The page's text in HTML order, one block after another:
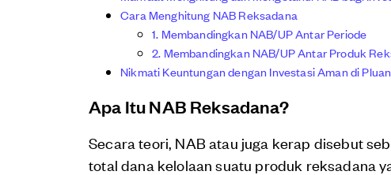
Cara Menghitung NAB Reksadana
1. Membandingkan NAB/UP Antar Periode
2. Membandingkan NAB/UP Antar Produk
Nikmati Keuntungan dengan Investasi Aman di
Apa Itu NAB Reksadana?
Secara teori, NAB atau juga kerap disebut
total dana kelolaan suatu produk reksadana